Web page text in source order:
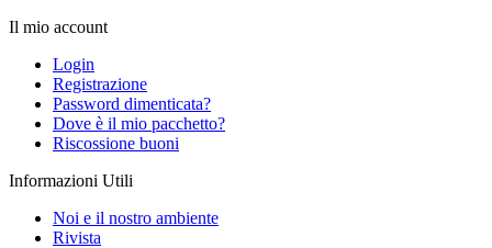
Il mio account
Login
Registrazione
Password dimenticata?
Dove è il mio pacchetto?
Riscossione buoni
Informazioni Utili
Noi e il nostro ambiente
Rivista